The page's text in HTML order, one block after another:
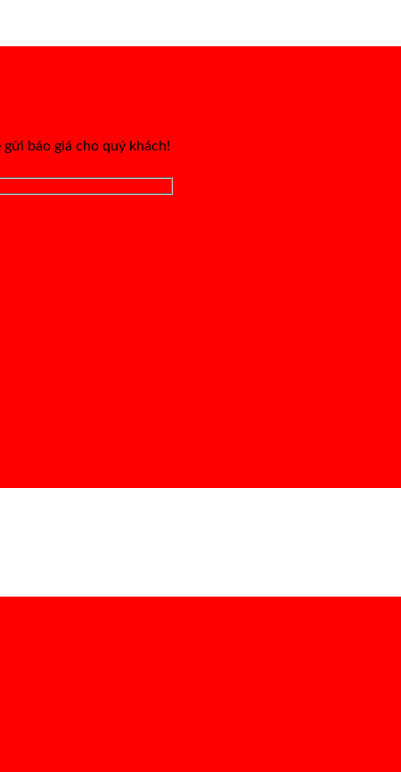
báo giá cho quý khách!